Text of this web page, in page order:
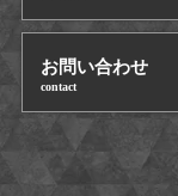
お問い合わせ
contact